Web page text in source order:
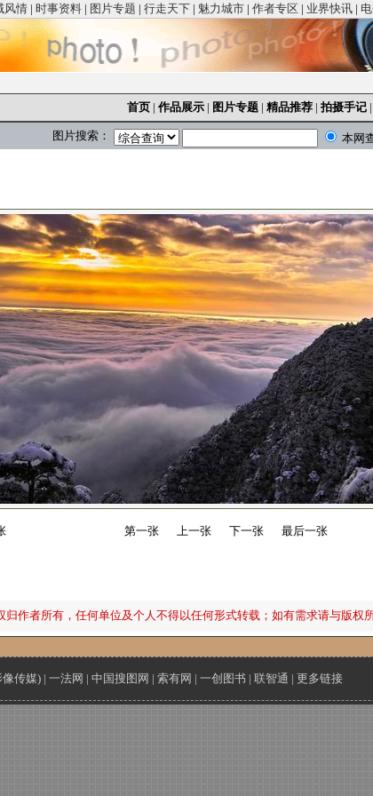
风情 | 时事资料 | 图片专题 | 行走天下 | 魅力城市 | 作者专区 | 业界快讯 |
首页 | 作品展示 | 图片专题 | 精品推荐 | 拍摄手记 |
图片搜索： 本网
第一张 上一张 下一张 最后一张
归作者所有，任何单位及个人不得以任何形式转载；如有需求请与版权所
像传媒) | 一法网 | 中国搜图网 | 索有网 | 一创图书 | 联智通 | 更多链接